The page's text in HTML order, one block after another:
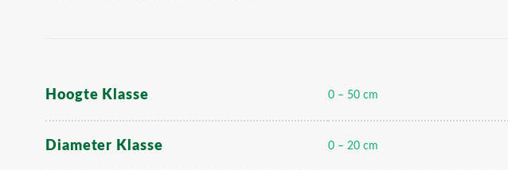
Hoogte Klasse 0 – 50 cm
Diameter Klasse 0 – 20 cm